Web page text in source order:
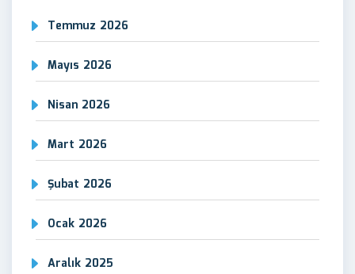
Temmuz 2026
Mayıs 2026
Nisan 2026
Mart 2026
Şubat 2026
Ocak 2026
Aralık 2025